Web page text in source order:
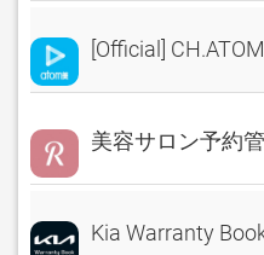
[Official]
美容サロン予約
Kia Warranty